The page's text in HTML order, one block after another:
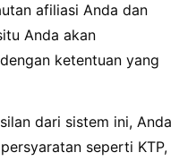
afiliasi Anda dan
Anda akan
ketentuan yang
dari sistem ini, Anda
seperti KTP,